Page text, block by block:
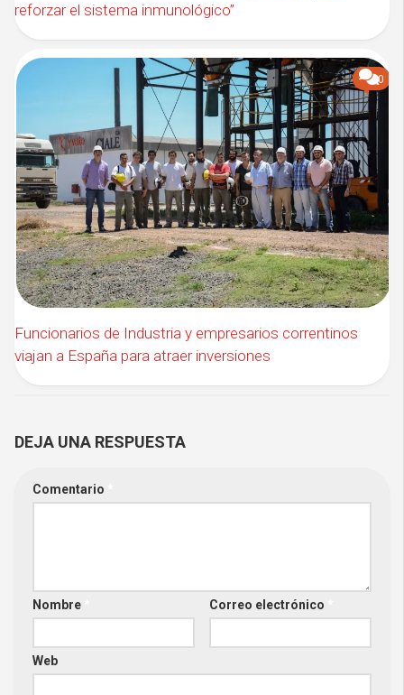
reforzar el sistema inmunológico”
0
Funcionarios de Industria y empresarios correntinos
viajan a España para atraer inversiones
DEJA UNA RESPUESTA
Comentario
Nombre Correo electrónico
Web